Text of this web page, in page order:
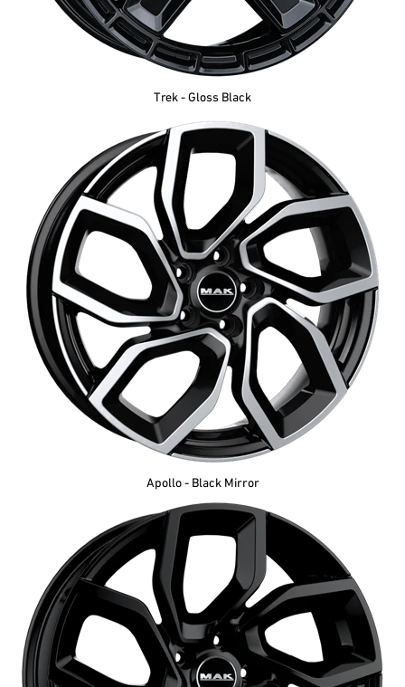
Trek - Gloss Black
Apollo - Black Mirror